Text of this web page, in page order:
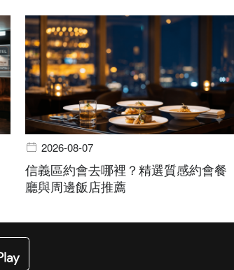
2026-08-07
信義區約會去哪裡？精選質感約會餐
廳與周邊飯店推薦